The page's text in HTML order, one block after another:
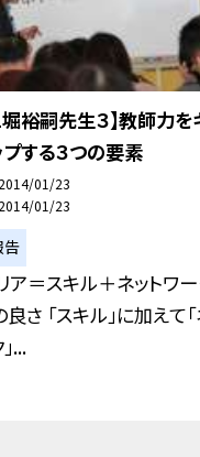
裕嗣先生３】教師力を
する３つの要素
2014/01/23
2014/01/23
告
ア＝スキル＋ネットワ
さ 「スキル」に加えて「
...